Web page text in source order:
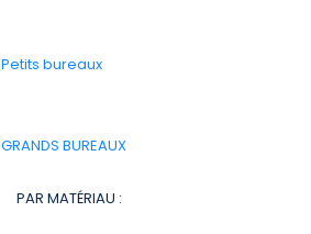
Petits bureaux
GRANDS BUREAUX
PAR MATÉRIAU :